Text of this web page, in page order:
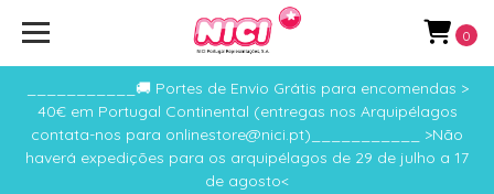
___________🚚 Portes de Envio Grátis para encomendas >
40€ em Portugal Continental (entregas nos Arquipélagos
contata-nos para onlinestore@nici.pt)___________ >Não
haverá expedições para os arquipélagos de 29 de julho a 17
de agosto<
0